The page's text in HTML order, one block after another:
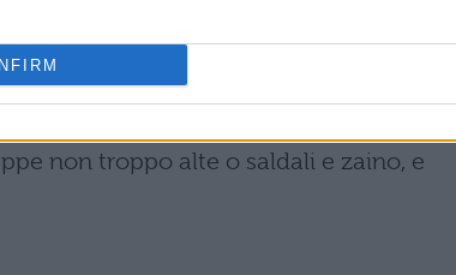
abitino romantico
che stai semplicemente
non troppo alte o saldali e zaino, e